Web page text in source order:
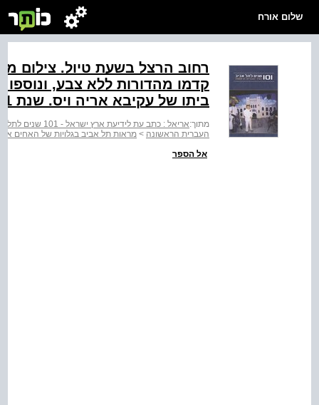
שלום אורח
רחוב הרצל בשעת טיול. צילום
קדמו מהדורות ללא צבע, ונוספו
ביתו של עקיבא אריה ויס. שנת 1911 בערך. הצלם: אברהם סוסקין
מתוך:אריאל : כתב עת לידיעת ארץ ישראל - 101 שנים לתל אביב : העיר העברית הראשונה
העברית הראשונה > מראות תל אביב בגלויות של האחים
אל הספר